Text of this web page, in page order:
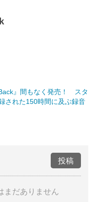
』間もなく発売！ スタ
された150時間に及ぶ録音
投稿
まだありません